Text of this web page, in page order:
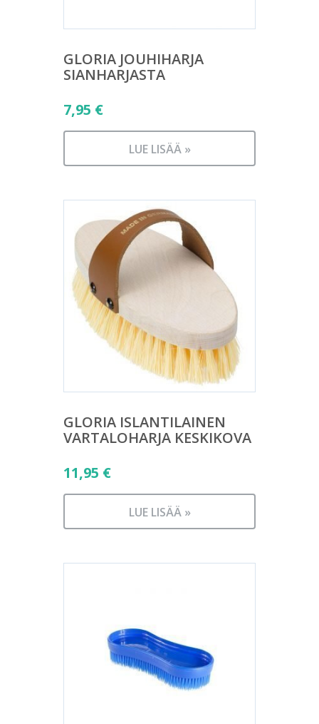
GLORIA JOUHIHARJA
SIANHARJASTA
7,95 €
LUE LISÄÄ »
GLORIA ISLANTILAINEN
VARTALOHARJA KESKIKOVA
11,95 €
LUE LISÄÄ »